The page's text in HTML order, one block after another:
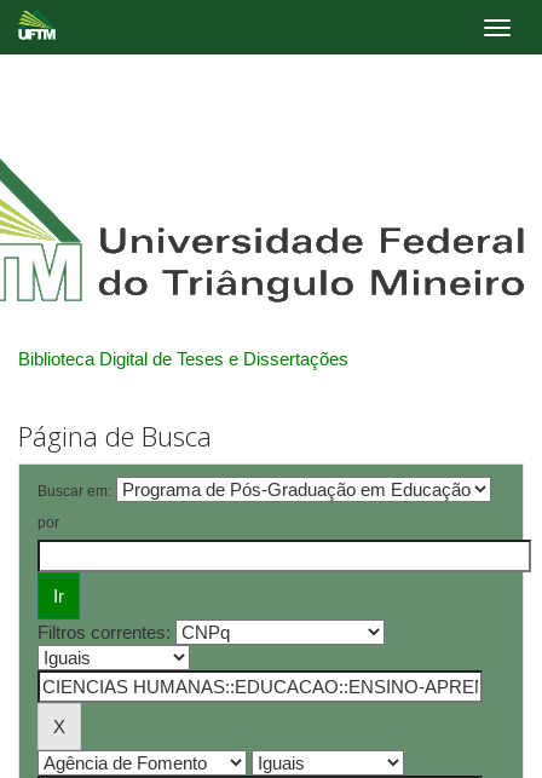
Biblioteca Digital de Teses e Dissertações
Página de Busca
Buscar em:
por
Filtros correntes: